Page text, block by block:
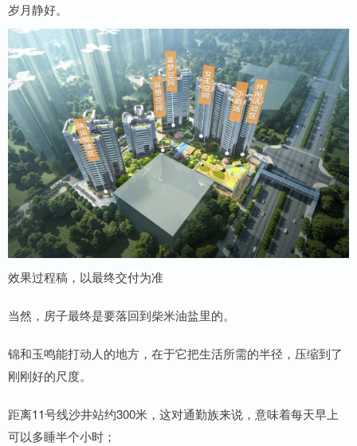
岁月静好。
效果过程稿，以最终交付为准
当然，房子最终是要落回到柴米油盐里的。
锦和玉鸣能打动人的地方，在于它把生活所需的半径，压缩到了
刚刚好的尺度。
距离11号线沙井站约300米，这对通勤族来说，意味着每天早上
可以多睡半个小时；